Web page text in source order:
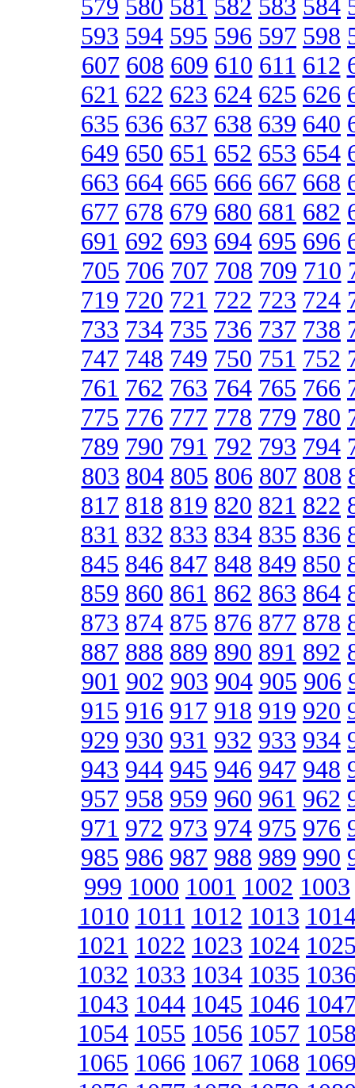
579 580 581 582 583 584
593 594 595 596 597 598
607 608 609 610 611 612
621 622 623 624 625 626
635 636 637 638 639 640
649 650 651 652 653 654
663 664 665 666 667 668
677 678 679 680 681 682
691 692 693 694 695 696
705 706 707 708 709 710
719 720 721 722 723 724
733 734 735 736 737 738
747 748 749 750 751 752
761 762 763 764 765 766
775 776 777 778 779 780
789 790 791 792 793 794
803 804 805 806 807 808
817 818 819 820 821 822
831 832 833 834 835 836
845 846 847 848 849 850
859 860 861 862 863 864
873 874 875 876 877 878
887 888 889 890 891 892
901 902 903 904 905 906
915 916 917 918 919 920
929 930 931 932 933 934
943 944 945 946 947 948
957 958 959 960 961 962
971 972 973 974 975 976
985 986 987 988 989 990
999 1000 1001 1002 1003
1010 1011 1012 1013
1021 1022 1023 1024
1032 1033 1034 1035
1043 1044 1045 1046
1054 1055 1056 1057
1065 1066 1067 1068